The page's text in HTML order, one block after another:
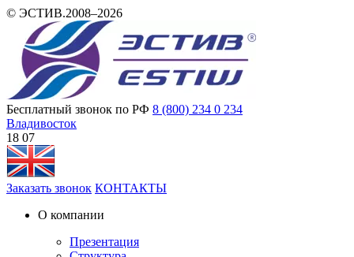
© ЭСТИВ.2008–2026
Бесплатный звонок по РФ 8 (800) 234 0 234
Владивосток
18 07
Заказать звонок КОНТАКТЫ
О компании
Презентация